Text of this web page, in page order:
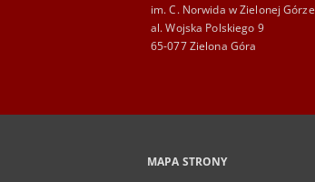
im. C. Norwida w Zielonej Górze
al. Wojska Polskiego 9
65-077 Zielona Góra
MAPA STRONY